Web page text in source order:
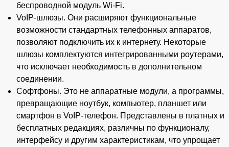
беспроводной модуль Wi-Fi.
VoIP-шлюзы. Они расширяют функциональные
возможности стандартных телефонных аппаратов,
позволяют подключить их к интернету. Некоторые
шлюзы комплектуются интегрированными роутерами,
что исключает необходимость в дополнительном
соединении.
Софтфоны. Это не аппаратные модули, а программы,
превращающие ноутбук, компьютер, планшет или
смартфон в VoIP-телефон. Представлены в платных и
бесплатных редакциях, различны по функционалу,
интерфейсу и другим характеристикам, что упрощает